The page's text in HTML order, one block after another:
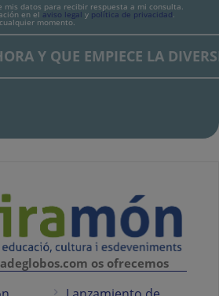
datos para recibir respuesta a mi consulta.
en el aviso legal y política de privacidad.
momento.
os ofrecemos